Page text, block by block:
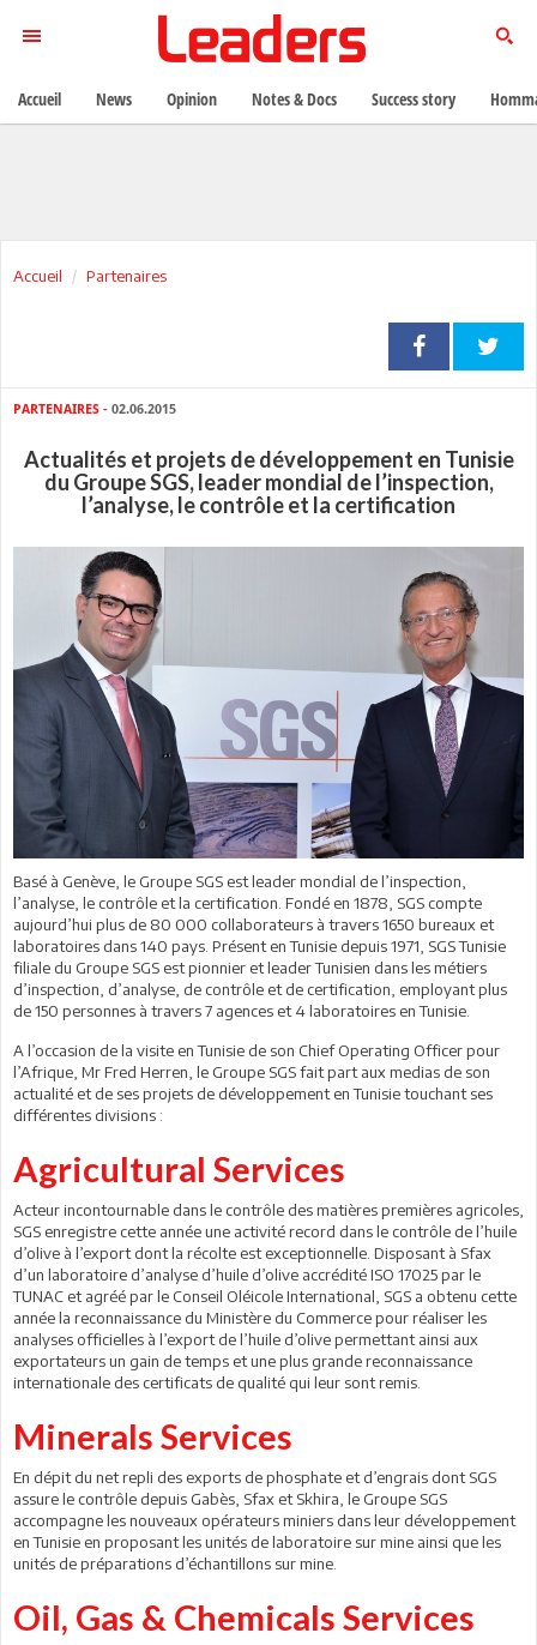
Accueil Partenaires
PARTENAIRES - 02.06.2015
Actualités et projets de développement en Tunisie
du Groupe SGS, leader mondial de l’inspection,
l’analyse, le contrôle et la certification
Basé à Genève, le Groupe SGS est leader mondial de l’inspection,
l’analyse, le contrôle et la certification. Fondé en 1878, SGS compte
aujourd’hui plus de 80 000 collaborateurs à travers 1650 bureaux et
laboratoires dans 140 pays. Présent en Tunisie depuis 1971, SGS Tunisie
filiale du Groupe SGS est pionnier et leader Tunisien dans les métiers
d’inspection, d’analyse, de contrôle et de certification, employant plus
de 150 personnes à travers 7 agences et 4 laboratoires en Tunisie.
A l’occasion de la visite en Tunisie de son Chief Operating Officer pour
l’Afrique, Mr Fred Herren, le Groupe SGS fait part aux medias de son
actualité et de ses projets de développement en Tunisie touchant ses
différentes divisions :
Agricultural Services
Acteur incontournable dans le contrôle des matières premières agricoles,
SGS enregistre cette année une activité record dans le contrôle de l’huile
d’olive à l’export dont la récolte est exceptionnelle. Disposant à Sfax
d’un laboratoire d’analyse d’huile d’olive accrédité ISO 17025 par le
TUNAC et agréé par le Conseil Oléicole International, SGS a obtenu cette
année la reconnaissance du Ministère du Commerce pour réaliser les
analyses officielles à l’export de l’huile d’olive permettant ainsi aux
exportateurs un gain de temps et une plus grande reconnaissance
internationale des certificats de qualité qui leur sont remis.
Minerals Services
En dépit du net repli des exports de phosphate et d’engrais dont SGS
assure le contrôle depuis Gabès, Sfax et Skhira, le Groupe SGS
accompagne les nouveaux opérateurs miniers dans leur développement
en Tunisie en proposant les unités de laboratoire sur mine ainsi que les
unités de préparations d’échantillons sur mine.
Oil, Gas & Chemicals Services
Accueil News Opinion Notes & Docs Success story